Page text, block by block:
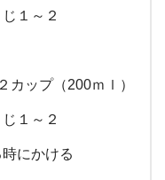
１～２
（200ｍｌ）
～２
かける